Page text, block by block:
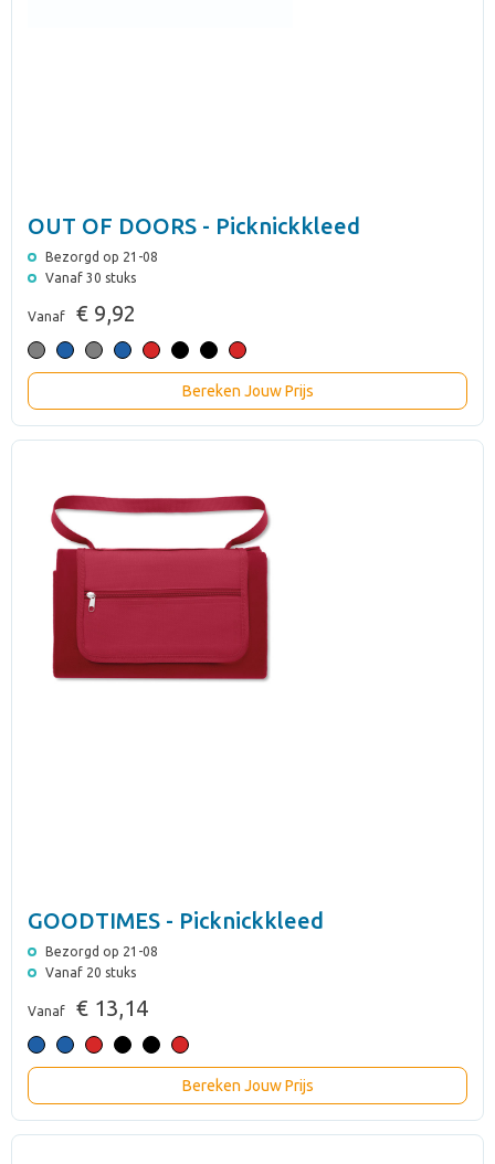
OUT OF DOORS - Picknickkleed
Bezorgd op 21-08
Vanaf 30 stuks
Vanaf € 9,92
Bereken Jouw Prijs
GOODTIMES - Picknickkleed
Bezorgd op 21-08
Vanaf 20 stuks
Vanaf € 13,14
Bereken Jouw Prijs